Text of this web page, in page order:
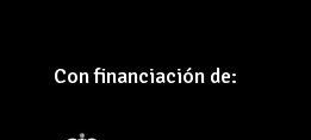
Con financiación de: